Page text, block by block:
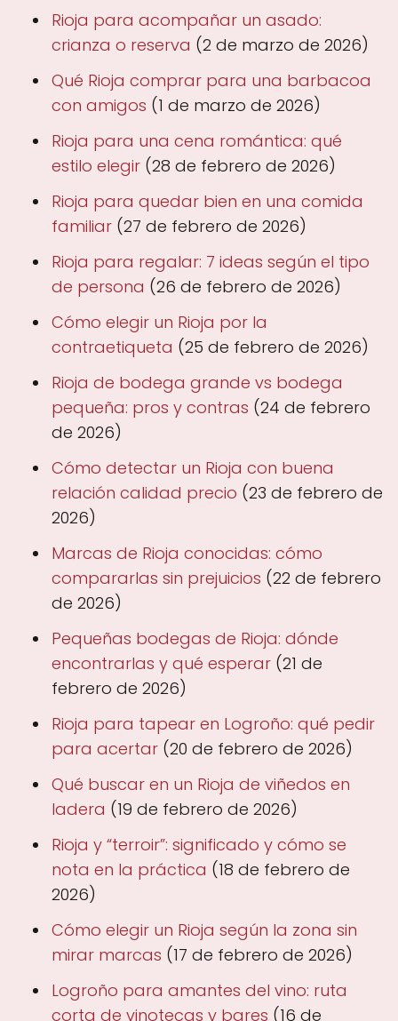
Rioja para acompañar un asado:
crianza o reserva (2 de marzo de 2026)
Qué Rioja comprar para una barbacoa
con amigos (1 de marzo de 2026)
Rioja para una cena romántica: qué
estilo elegir (28 de febrero de 2026)
Rioja para quedar bien en una comida
familiar (27 de febrero de 2026)
Rioja para regalar: 7 ideas según el tipo
de persona (26 de febrero de 2026)
Cómo elegir un Rioja por la
contraetiqueta (25 de febrero de 2026)
Rioja de bodega grande vs bodega
pequeña: pros y contras (24 de febrero
de 2026)
Cómo detectar un Rioja con buena
relación calidad precio (23 de febrero de
2026)
Marcas de Rioja conocidas: cómo
compararlas sin prejuicios (22 de febrero
de 2026)
Pequeñas bodegas de Rioja: dónde
encontrarlas y qué esperar (21 de
febrero de 2026)
Rioja para tapear en Logroño: qué pedir
para acertar (20 de febrero de 2026)
Qué buscar en un Rioja de viñedos en
ladera (19 de febrero de 2026)
Rioja y “terroir”: significado y cómo se
nota en la práctica (18 de febrero de
2026)
Cómo elegir un Rioja según la zona sin
mirar marcas (17 de febrero de 2026)
Logroño para amantes del vino: ruta
corta de vinotecas y bares (16 de